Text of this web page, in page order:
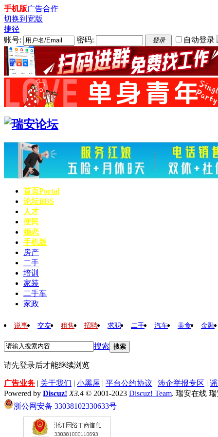
手机版广告合作
切换到宽版
捷径
账号:
密码: 登录 自动登录
首页Portal
论坛BBS
人才
便民
婚恋
手机版
房产
二手
培训
家装
二手车
家政
说事 交友 租售 招聘 求职 二手 汽车 美食 金融
搜索 搜索
请先登录后才能继续浏览
广告业务 | 关于我们 | 小黑屋 | 平台公约协议 | 涉企举报专区 |
Powered by Discuz! X3.4 © 2001-2023 Discuz! Team. 瑞安在线
浙公网安备 33038102330633号